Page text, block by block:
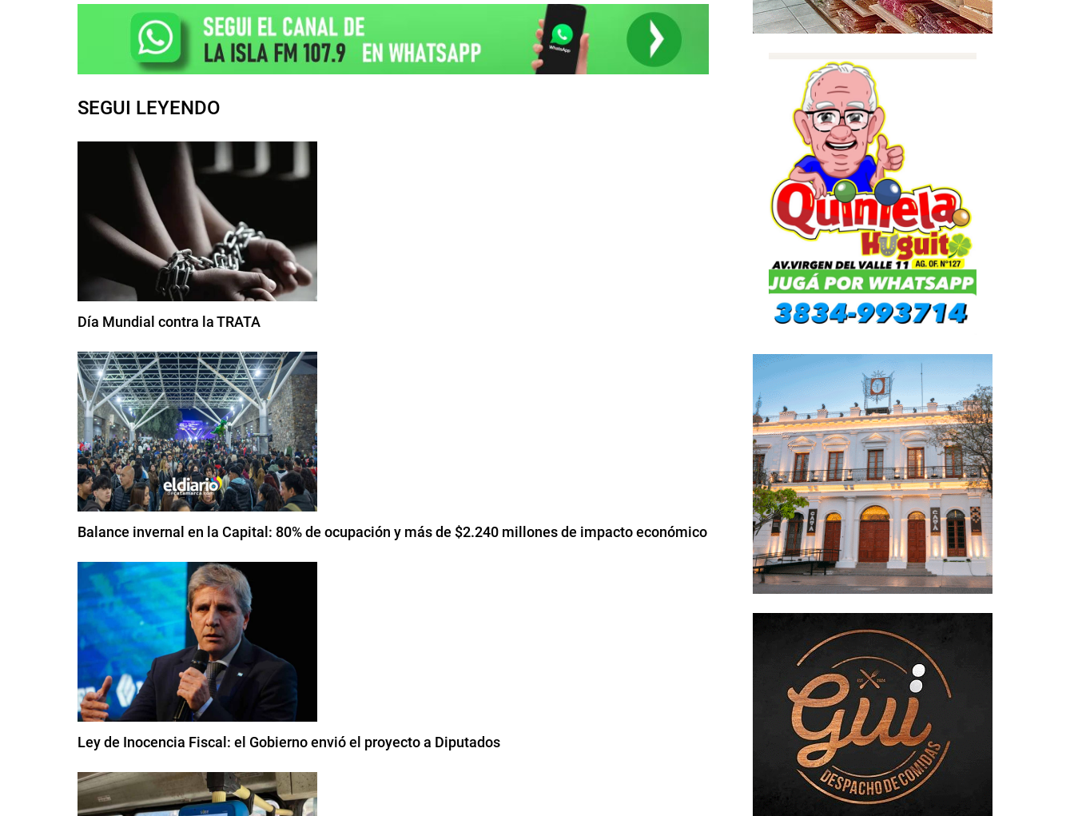
SEGUI LEYENDO
Día Mundial contra la TRATA
Balance invernal en la Capital: 80% de ocupación y más de $2.240 millones de impacto económico
Ley de Inocencia Fiscal: el Gobierno envió el proyecto a Diputados